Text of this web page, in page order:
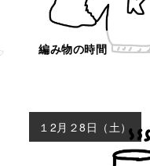
編み物の時間
１2月２8日（土）